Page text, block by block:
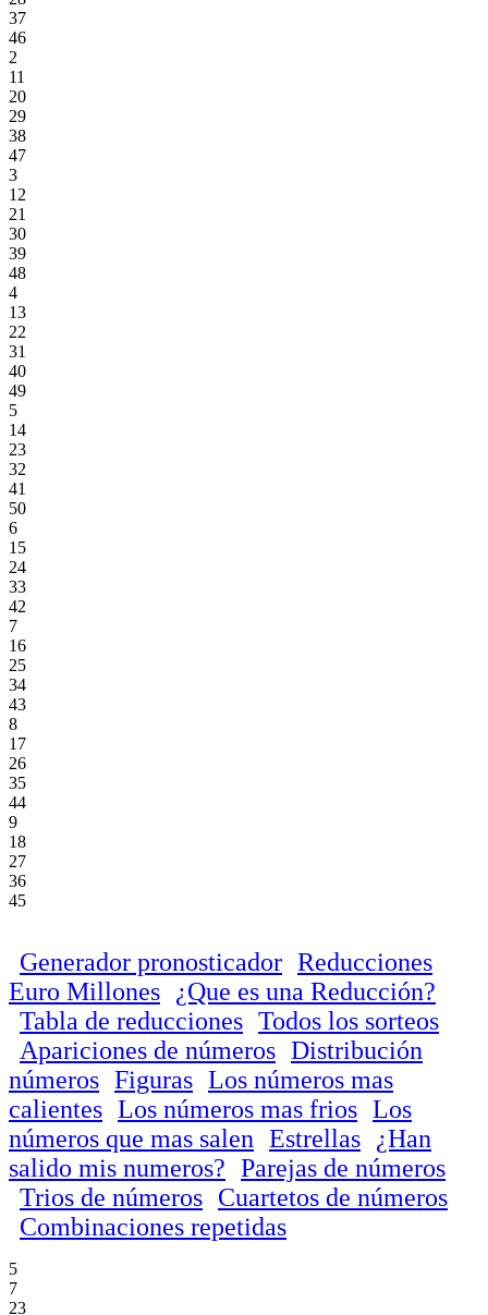
37
46
2
11
20
29
38
47
3
12
21
30
39
48
4
13
22
31
40
49
5
14
23
32
41
50
6
15
24
33
42
7
16
25
34
43
8
17
26
35
44
9
18
27
36
45
Generador pronosticador Reducciones
Euro Millones
¿Que es una Reducción?
Tabla de reducciones Todos los sorteos
Apariciones de números Distribución
números Figuras Los números mas
calientes Los números mas frios Los
números que mas salen Estrellas
¿Han
salido mis numeros? Parejas de números
Trios de números Cuartetos de números
Combinaciones repetidas
5
7
23